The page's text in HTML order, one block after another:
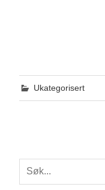
Ukategorisert